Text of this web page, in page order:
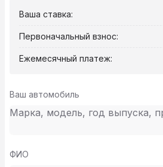
Ваша ставка:
Первоначальный взнос:
Ежемесячный платеж:
Ваш автомобиль
ФИО